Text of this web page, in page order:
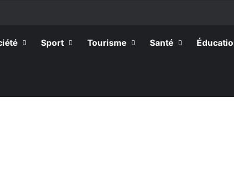
Kpélé Govié Apégamé / Sokpé
Sport Tourisme Santé